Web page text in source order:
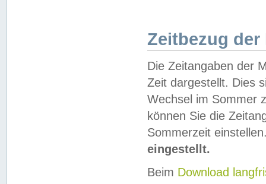
Zeitbezug der
Die Zeitangaben der
Zeit dargestellt. Dies
Wechsel im Sommer
können Sie die
Sommerzeit
eingestellt.
Beim Download